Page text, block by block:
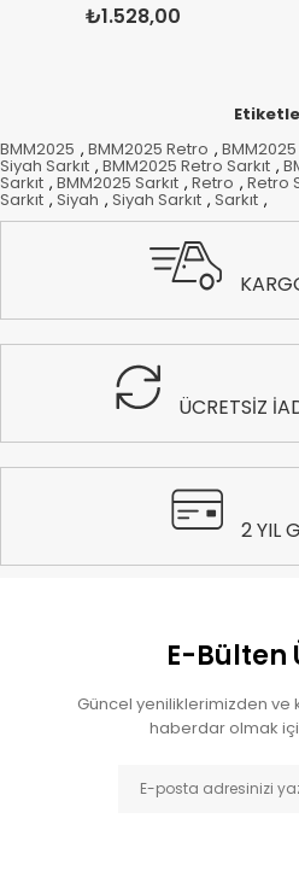
₺1.528,00
BMM2025 , BMM2025 Retro ,
Siyah Sarkıt , BMM2025 Retro Sarkıt ,
Sarkıt , BMM2025 Sarkıt , Retro , Retro
Sarkıt , Siyah , Siyah Sarkıt , Sarkıt ,
ÜCRETSİZ
2 YIL
E-Bülten
Güncel yeniliklerimizden ve
haberdar olmak